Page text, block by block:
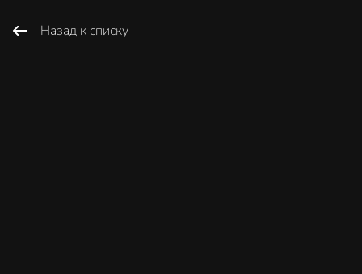
Назад к списку